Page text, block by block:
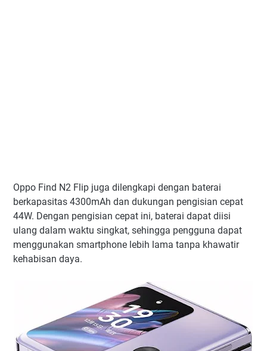
Oppo Find N2 Flip juga dilengkapi dengan baterai
berkapasitas 4300mAh dan dukungan pengisian cepat
44W. Dengan pengisian cepat ini, baterai dapat diisi
ulang dalam waktu singkat, sehingga pengguna dapat
menggunakan smartphone lebih lama tanpa khawatir
kehabisan daya.